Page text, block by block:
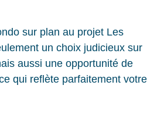
sur plan au projet Les
un choix judicieux sur
aussi une opportunité de
qui reflète parfaitement votre